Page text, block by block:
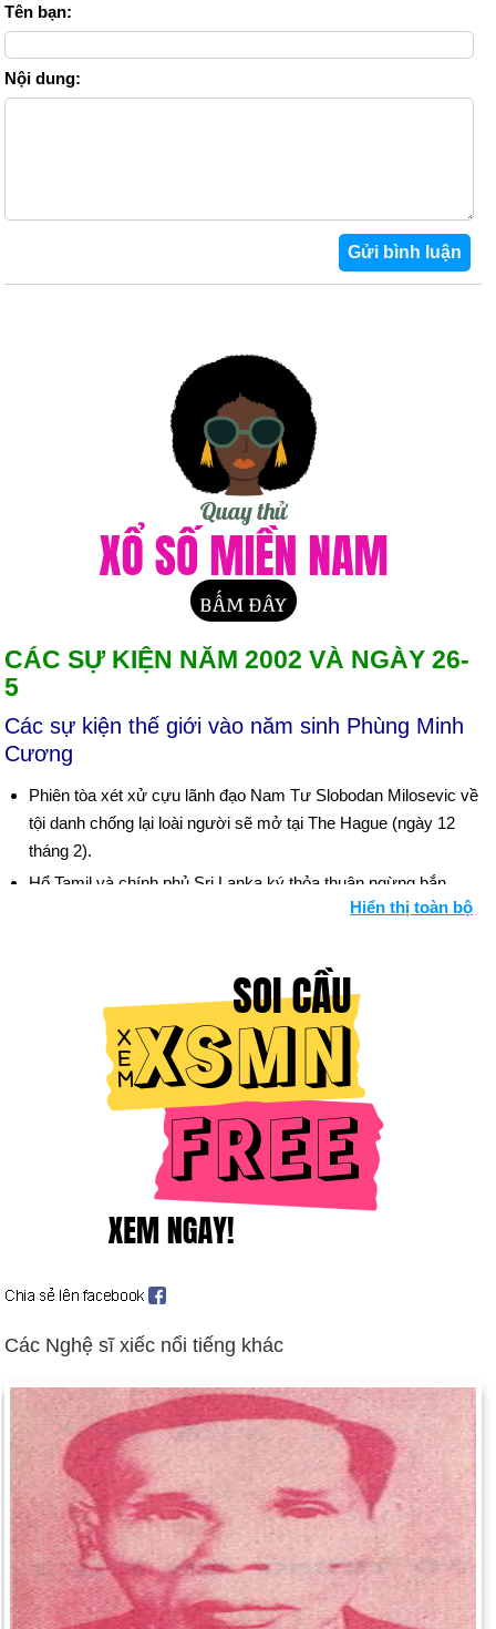
Tên bạn:
Nội dung:
CÁC SỰ KIỆN NĂM 2002 VÀ NGÀY 26-
5
Các sự kiện thế giới vào năm sinh Phùng Minh
Cương
Phiên tòa xét xử cựu lãnh đạo Nam Tư Slobodan Milosevic về
tội danh chống lại loài người sẽ mở tại The Hague (ngày 12
tháng 2).
Hổ Tamil và chính phủ Sri Lanka ký thỏa thuận ngừng bắn,
chấm dứt 19 năm nội chiến (ngày 22 tháng 2). Bối cảnh: Thế
Bạo lực Ấn Độ giáo-Hồi giáo tồi tệ nhất trong một thập kỷ đã
làm rung chuyển bang Gujarat sau khi một đám đông Hồi giáo
phóng hỏa đánh bom một đoàn tàu, giết chết các nhà hoạt
động Ấn Độ giáo. Những người theo đạo Hindu đã trả đũa, và
hơn 1.000 người đã chết trong cuộc đổ máu (ngày 27 tháng 2
và tiếp theo). Bối cảnh: Thế giới được đánh giá
Hoa Kỳ và quân đội Afghanistan phát động Chiến dịch
Anaconda chống lại các chiến binh al-Qaeda và Taliban còn lại
ở Afghanistan (ngày 2 tháng 3). Bối cảnh: Dòng thời gian của
Taliban và Afghanistan
Nablus, Jenin, Bethlehem và những thị trấn khác ở Bờ Tây để
(29 tháng 3 đến 21 tháng 4). Trong ba tháng đầu năm 2002, 14
và hàng trăm người bị thương. Bối cảnh: Thế giới được đánh
Tòa án Hình sự Quốc tế giành được sự phê chuẩn của Liên
hợp quốc; Hoa Kỳ từ chối phê chuẩn (ngày 11 tháng 4).
Tổng thống Venezuela Hugo Chavez bị lật đổ trong cuộc đảo
chính, sau đó được phục chức (ngày 12 tháng 4 năm 14).
Hoa Kỳ và Nga đạt được thỏa thuận vũ khí mang tính bước
ngoặt nhằm cắt giảm tới 2/3 kho vũ khí hạt nhân của cả hai
Hiển thị toàn bộ
Các Nghệ sĩ xiếc nổi tiếng khác